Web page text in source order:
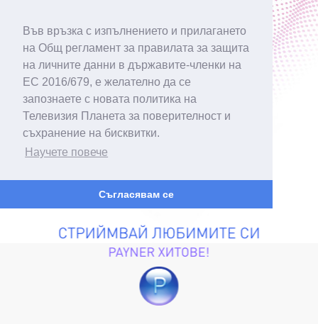
Във връзка с изпълнението и прилагането
на Общ регламент за правилата за защита
на личните данни в държавите-членки на
ЕС 2016/679, е желателно да се
запознаете с новата политика на
Телевизия Планета за поверителност и
съхранение на бисквитки.
Научете повече
Съгласявам се